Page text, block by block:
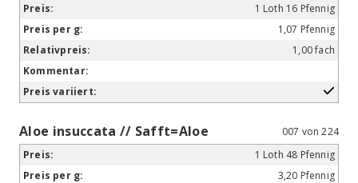
1 Loth 16 Pfennig
1,07 Pfennig
1,00 fach
Aloe insuccata // Safft=Aloe
007 von 224
1 Loth 48 Pfennig
3,20 Pfennig